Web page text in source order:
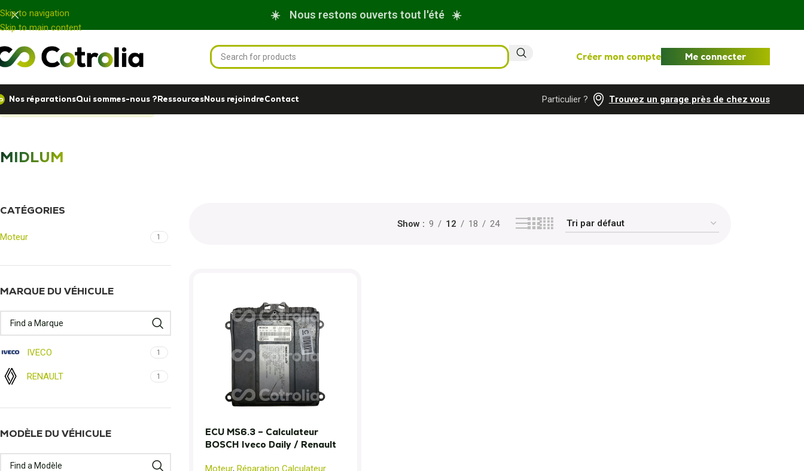
Panneau de gestion des cookies
Skip to navigation
Skip to main content
☀️ Nous restons ouverts tout l'été ☀️
Créer mon compte Me connecter
Nos réparationsQui sommes-nous ?RessourcesNous rejoindreContact Particulier ? Trouvez un garage près de chez vous
MIDLUM
CATÉGORIES
Moteur 1
MARQUE DU VÉHICULE
IVECO 1
RENAULT 1
MODÈLE DU VÉHICULE
Show 9 12 18 24
ECU MS6.3 – Calculateur
BOSCH Iveco Daily / Renault
Moteur, Réparation Calculateur